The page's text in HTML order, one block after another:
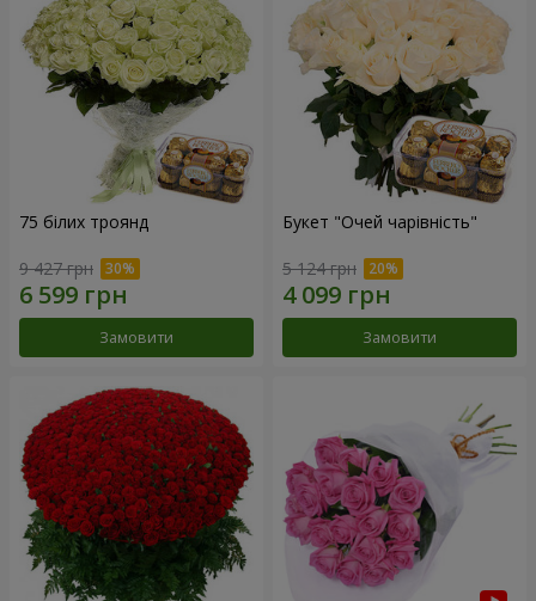
75 білих троянд
9 427 грн
Замовити
Букет "Очей чарівність"
5 124 грн
Замовити